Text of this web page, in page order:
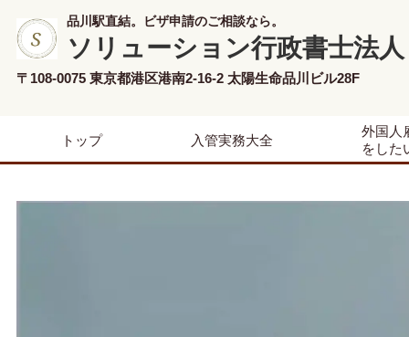
品川駅直結。ビザ申請のご相談なら。
ソリューション行政書士法人
〒108-0075 東京都港区港南2-16-2 太陽生命品川ビル28F
トップ 入管実務大全
外国人
をした